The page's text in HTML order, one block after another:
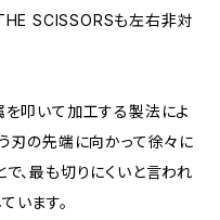
SCISSORSも左右非対
を叩いて加工する製法によ
刃の先端に向かって徐々に
、最も切りにくいと言われ
います。